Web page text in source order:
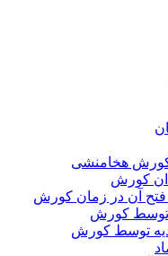
کورش هخامنشی
کورش
فتح آن در زمان کورش
توسط کورش
توسط کورش